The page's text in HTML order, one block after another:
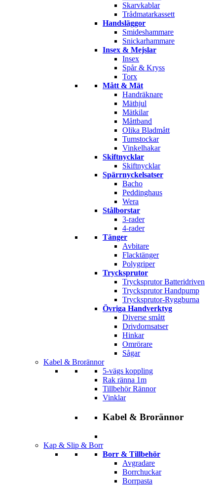
Skarvkablar
Trådmatarkassett
Handsläggor
Smideshammare
Snickarhammare
Insex & Mejslar
Insex
Spår & Kryss
Torx
Mått & Mät
Handräknare
Mäthjul
Mätkilar
Måttband
Olika Bladmått
Tumstockar
Vinkelhakar
Skiftnycklar
Skiftnycklar
Spärrnyckelsatser
Bacho
Peddinghaus
Wera
Stålborstar
3-rader
4-rader
Tänger
Avbitare
Flacktänger
Polygriper
Trycksprutor
Trycksprutor Batteridriven
Trycksprutor Handpump
Trycksprutor-Ryggburna
Övriga Handverktyg
Diverse smått
Drivdornsatser
Hinkar
Omrörare
Sågar
Kabel & Brorännor
5-vägs koppling
Rak ränna 1m
Tillbehör Rännor
Vinklar
Kabel & Brorännor
Kap & Slip & Borr
Borr & Tillbehör
Avgradare
Borrchuckar
Borrpasta